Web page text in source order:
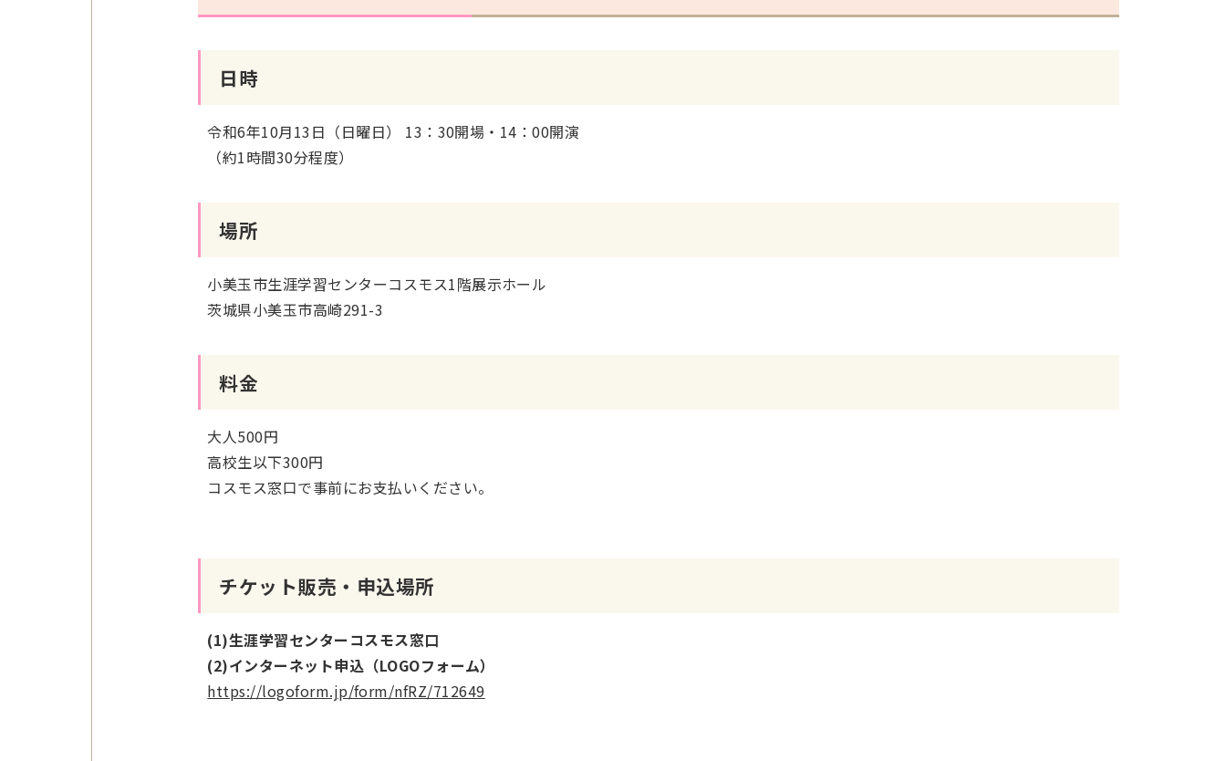
日時
令和6年10月13日（日曜日） 13：30開場・14：00開演
（約1時間30分程度）
場所
小美玉市生涯学習センターコスモス1階展示ホール
茨城県小美玉市高崎291-3
料金
大人500円
高校生以下300円
コスモス窓口で事前にお支払いください。
チケット販売・申込場所
(1)生涯学習センターコスモス窓口
(2)インターネット申込（LOGOフォーム）
https://logoform.jp/form/nfRZ/712649